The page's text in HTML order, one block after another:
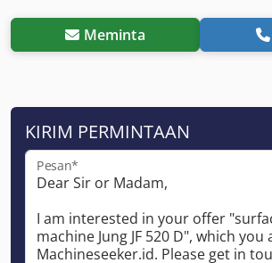
Meminta
KIRIM PERMINTAAN
Pesan*